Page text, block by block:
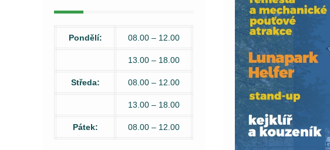
Pondělí: 08.00 – 12.00
13.00 – 18.00
Středa: 08.00 – 12.00
13.00 – 18.00
Pátek: 08.00 – 12.00